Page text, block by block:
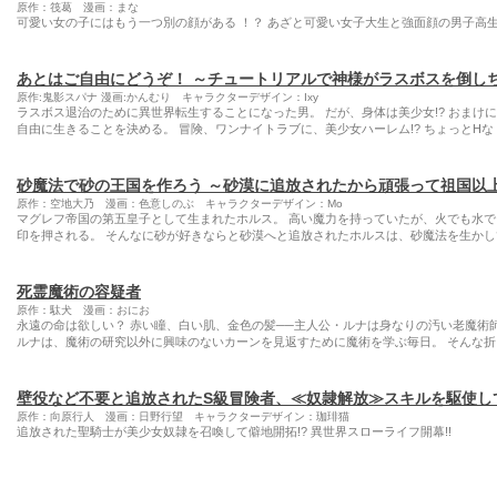
原作：筏葛 漫画：まな
可愛い女の子にはもう一つ別の顔がある ！？ あざと可愛い女子大生と強面顔の男子高
あとはご自由にどうぞ！ ～チュートリアルで神様がラスボスを倒し
原作:鬼影スパナ 漫画:かんむり キャラクターデザイン：Ixy
ラスボス退治のために異世界転生することになった男。 だが、身体は美少女!? おまけ
自由に生きることを決める。 冒険、ワンナイトラブに、美少女ハーレム!? ちょっとH
砂魔法で砂の王国を作ろう ～砂漠に追放されたから頑張って祖国以
原作：空地大乃 漫画：色意しのぶ キャラクターデザイン：Mo
マグレフ帝国の第五皇子として生まれたホルス。 高い魔力を持っていたが、火でも水
印を押される。 そんなに砂が好きならと砂漠へと追放されたホルスは、砂魔法を生か
死霊魔術の容疑者
原作：駄犬 漫画：おにお
永遠の命は欲しい？ 赤い瞳、白い肌、金色の髪──主人公・ルナは身なりの汚い老魔術
ルナは、魔術の研究以外に興味のないカーンを見返すために魔術を学ぶ毎日。 そんな
壁役など不要と追放されたS級冒険者、≪奴隷解放≫スキルを駆使し
原作：向原行人 漫画：日野行望 キャラクターデザイン：珈琲猫
追放された聖騎士が美少女奴隷を召喚して僻地開拓!? 異世界スローライフ開幕!!